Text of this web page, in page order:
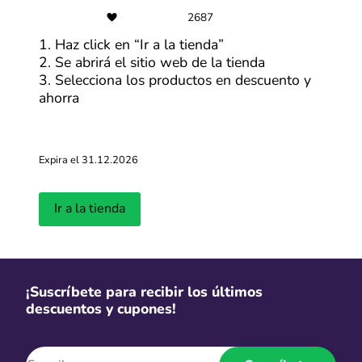
2687
1. Haz click en “Ir a la tienda”
2. Se abrirá el sitio web de la tienda
3. Selecciona los productos en descuento y
ahorra
Expira el 31.12.2026
Ir a la tienda
¡Suscríbete para recibir los últimos
descuentos y cupones!